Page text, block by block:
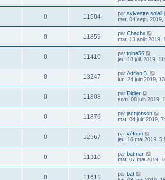
0 11504 par sylvestre soleil
mer. 04 sept. 2019,
0 11859 par Chacho
mar. 13 août 2019,
0 11410 par toine56
jeu. 18 juil. 2019,
0 13247 par Adrien B.
lun. 24 juin 2019,
0 11808 par Didier
sam. 08 juin 2019,
0 11876 par jachjonson
mar. 04 juin 2019,
0 12567 par véfoun
jeu. 16 mai 2019,
0 11310 par batman
mar. 07 mai 2019,
0 11611 par bat